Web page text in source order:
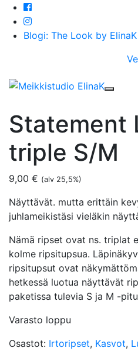
Blogi: The Look by
Statement
triple S/M
9,00 € (alv 25,5%)
Näyttävät. mutta erittäin
juhlameikistäsi vieläkin
Nämä ripset ovat ns. triplat
kolme ripsitupsua.
ripsitupsut ovat
hetkessä luotua näyttävät
paketissa tulevia S ja M -
Varasto loppu
Osastot: Irtoripset, Kasvot,